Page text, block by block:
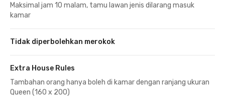
Maksimal jam 10 malam, tamu lawan jenis dilarang masuk
kamar
Tidak diperbolehkan merokok
Extra House Rules
Tambahan orang hanya boleh di kamar dengan ranjang ukuran
Queen (160 x 200)